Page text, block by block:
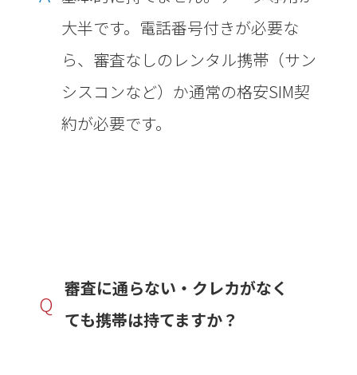
大半です。電話番号付きが必要な
ら、審査なしのレンタル携帯（サン
シスコンなど）か通常の格安SIM契
約が必要です。
Q
審査に通らない・クレカがなく
ても携帯は持てますか？